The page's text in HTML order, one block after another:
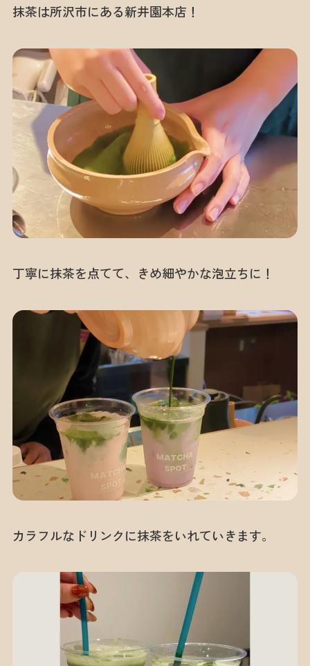
抹茶は所沢市にある新井園本店！
丁寧に抹茶を点てて、きめ細やかな泡立ちに！
カラフルなドリンクに抹茶をいれていきます。